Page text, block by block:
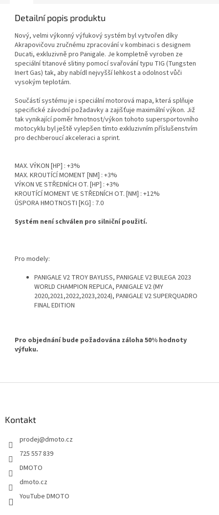
Detailní popis produktu
Nový, velmi výkonný výfukový systém byl vytvořen díky
Akrapovičovu zručnému zpracování v kombinaci s designem
Ducati, exkluzivně pro Panigale. Je kompletně vyroben ze
speciální titanové slitiny pomocí svařování typu TIG (Tungsten
Inert Gas) tak, aby nabídl nejvyšší lehkost a odolnost vůči
vysokým teplotám.
Součástí systému je i speciální motorová mapa, která splňuje
specifické závodní požadavky a zajišťuje maximální výkon. Již
tak vynikající poměr hmotnost/výkon tohoto supersportovního
motocyklu byl ještě vylepšen tímto exkluzivním příslušenstvím
pro dechberoucí akceleraci a sprint.
MAX. VÝKON [HP] : +3%
MAX. KROUTÍCÍ MOMENT [NM] : +3%
VÝKON VE STŘEDNÍCH OT. [HP] : +3%
KROUTÍCÍ MOMENT VE STŘEDNÍCH OT. [NM] : +12%
ÚSPORA HMOTNOSTI [KG] : 7.0
Systém není schválen pro silniční použití.
Pro modely:
PANIGALE V2 TROY BAYLISS, PANIGALE V2 BULEGA 2023
WORLD CHAMPION REPLICA, PANIGALE V2 (MY
2020,2021,2022,2023,2024), PANIGALE V2 SUPERQUADRO
FINAL EDITION
Pro objednání bude požadována záloha 50% hodnoty
výfuku.
Kontakt
prodej@dmoto.cz
725 557 839
DMOTO
dmoto.cz
YouTube DMOTO